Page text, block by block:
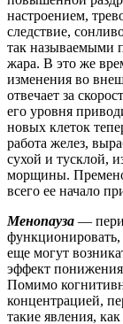
настроением,
следствие,
так называемыми
жара. В это же
изменения во
отвечает за
его уровня
новых клеток
работа желез,
сухой и тусклой,
морщины.
всего ее начало
Менопауза —
еще могут
эффект понижения
Помимо
концентрацией,
такие явления,